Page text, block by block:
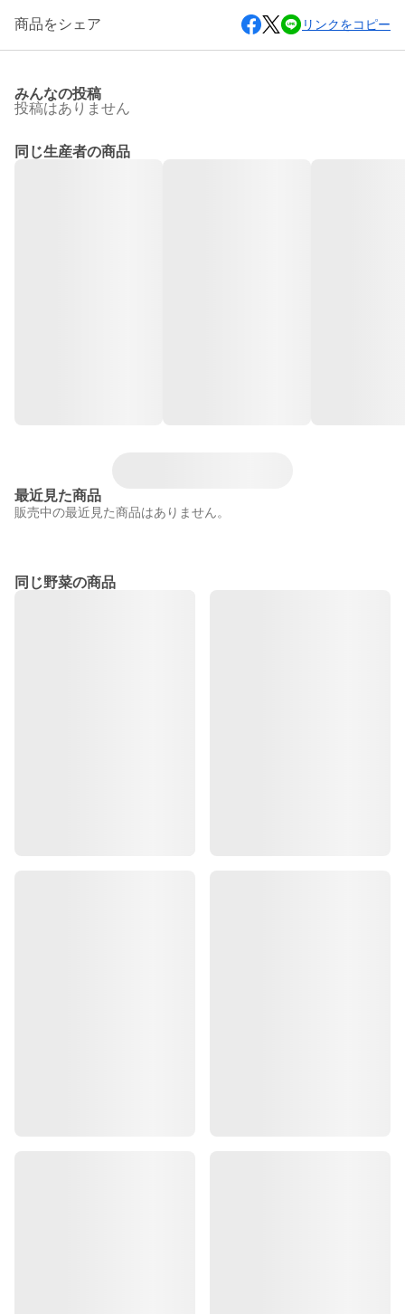
商品をシェア リンクをコピー
みんなの投稿
投稿はありません
同じ生産者の商品
最近見た商品
販売中の最近見た商品はありません。
同じ野菜の商品